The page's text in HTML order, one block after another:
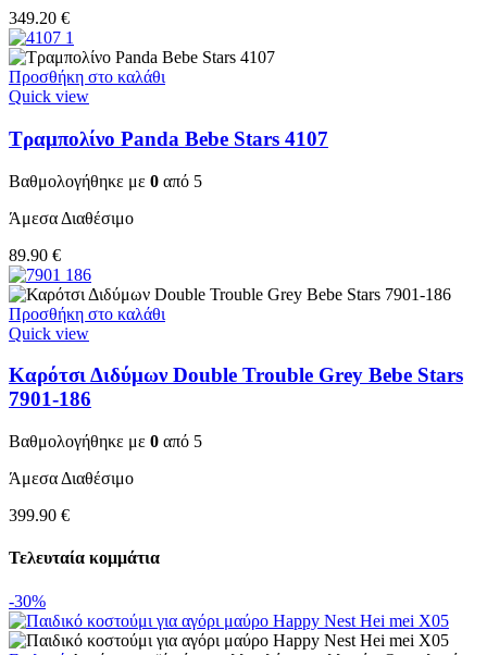
349.20 €
Προσθήκη στο καλάθι
Quick view
Τραμπολίνο Panda Bebe Stars 4107
Βαθμολογήθηκε με 0 από 5
Άμεσα Διαθέσιμο
89.90 €
Προσθήκη στο καλάθι
Quick view
Καρότσι Διδύμων Double Trouble Grey Bebe Stars
7901-186
Βαθμολογήθηκε με 0 από 5
Άμεσα Διαθέσιμο
399.90 €
Τελευταία κομμάτια
-30%